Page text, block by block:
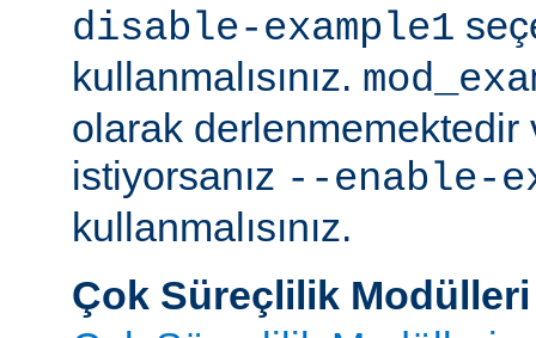
disable-example1
kullanmalısınız.
olarak derlenmemektedir
istiyorsanız --enable-
kullanmalısınız.
Çok Süreçlilik Modülleri